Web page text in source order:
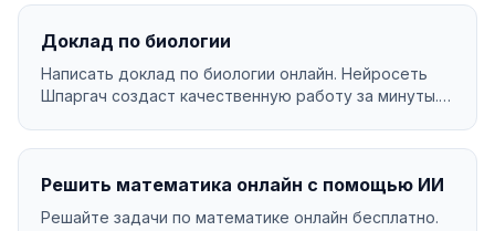
Доклад по биологии
Написать доклад по биологии онлайн. Нейросеть
Шпаргач создаст качественную работу за минуты.
Решить математика онлайн с помощью ИИ
Решайте задачи по математике онлайн бесплатно.